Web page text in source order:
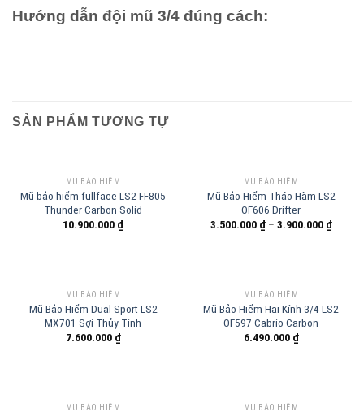
Hướng dẫn đội mũ 3/4 đúng cách:
SẢN PHẨM TƯƠNG TỰ
MŨ BẢO HIỂM
Mũ bảo hiểm fullface LS2 FF805
Thunder Carbon Solid
10.900.000 ₫
MŨ BẢO HIỂM
Mũ Bảo Hiểm Tháo Hàm LS2
OF606 Drifter
3.500.000 ₫– 3.900.000 ₫
MŨ BẢO HIỂM
Mũ Bảo Hiểm Dual Sport LS2
MX701 Sợi Thủy Tinh
7.600.000 ₫
MŨ BẢO HIỂM
Mũ Bảo Hiểm Hai Kính 3/4 LS2
OF597 Cabrio Carbon
6.490.000 ₫
MŨ BẢO HIỂM MŨ BẢO HIỂM